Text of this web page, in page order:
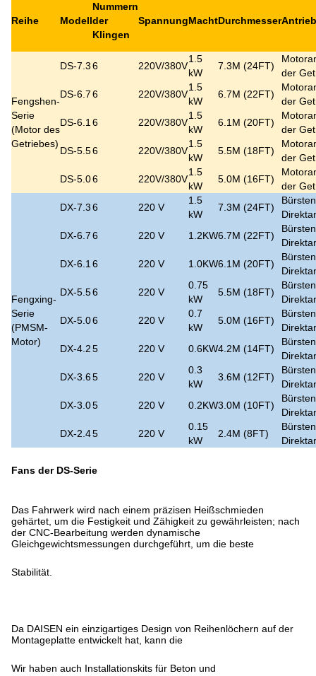
Reihe Modell
Nummern
der
Klingen
SpannungMachtDurchmesser
Fengshen-
Serie
(Motor des
Getriebes)
DS-7.36 220V/380V
1.5
kW
7.3M (24FT)
der
DS-6.76 220V/380V
1.5
kW
6.7M (22FT)
der
DS-6.1 6 220V/380V
1.5
kW
6.1M (20FT)
der
DS-5.56 220V/380V
1.5
kW
5.5M (18FT)
der
DS-5.06 220V/380V
1.5
kW
5.0M (16FT)
der
Fengxing-
Serie
(PMSM-
Motor)
DX-7.36 220 V
1.5
kW
7.3M (24FT)
DX-6.76 220 V 1.2KW6.7M (22FT)
DX-6.1 6 220 V 1.0KW6.1M (20FT)
DX-5.56 220 V
0.75
kW
5.5M (18FT)
DX-5.06 220 V
0.7
kW
5.0M (16FT)
DX-4.25 220 V 0.6KW4.2M (14FT)
DX-3.65 220 V
0.3
kW
3.6M (12FT)
DX-3.05 220 V 0.2KW3.0M (10FT)
DX-2.45 220 V
0.15
kW
2.4M (8FT)
Fans der DS-Serie
Das Fahrwerk wird nach einem präzisen Heißschmieden
gehärtet, um die Festigkeit und Zähigkeit zu gewährleisten; nach
der CNC-Bearbeitung werden dynamische
Gleichgewichtsmessungen durchgeführt, um die beste
Stabilität.
Da DAISEN ein einzigartiges Design von Reihenlöchern auf der
Montageplatte entwickelt hat, kann die
Wir haben auch Installationskits für Beton und